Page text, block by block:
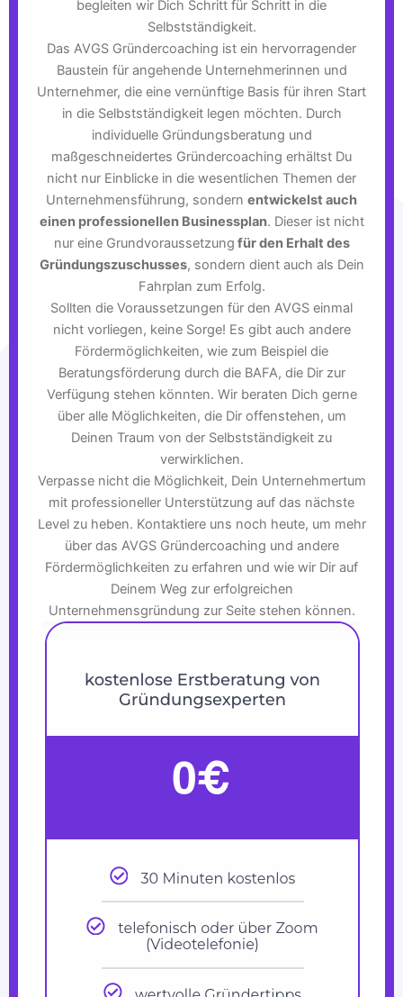
begleiten wir Dich Schritt für Schritt in die
Selbstständigkeit.
Das AVGS Gründercoaching ist ein hervorragender
Baustein für angehende Unternehmerinnen und
Unternehmer, die eine vernünftige Basis für ihren Start
in die Selbstständigkeit legen möchten. Durch
individuelle Gründungsberatung und
maßgeschneidertes Gründercoaching erhältst Du
nicht nur Einblicke in die wesentlichen Themen der
Unternehmensführung, sondern entwickelst auch
einen professionellen Businessplan. Dieser ist nicht
nur eine Grundvoraussetzung für den Erhalt des
Gründungszuschusses, sondern dient auch als Dein
Fahrplan zum Erfolg.
Sollten die Voraussetzungen für den AVGS einmal
nicht vorliegen, keine Sorge! Es gibt auch andere
Fördermöglichkeiten, wie zum Beispiel die
Beratungsförderung durch die BAFA, die Dir zur
Verfügung stehen könnten. Wir beraten Dich gerne
über alle Möglichkeiten, die Dir offenstehen, um
Deinen Traum von der Selbstständigkeit zu
verwirklichen.
Verpasse nicht die Möglichkeit, Dein Unternehmertum
mit professioneller Unterstützung auf das nächste
Level zu heben. Kontaktiere uns noch heute, um mehr
über das AVGS Gründercoaching und andere
Fördermöglichkeiten zu erfahren und wie wir Dir auf
Deinem Weg zur erfolgreichen
Unternehmensgründung zur Seite stehen können.